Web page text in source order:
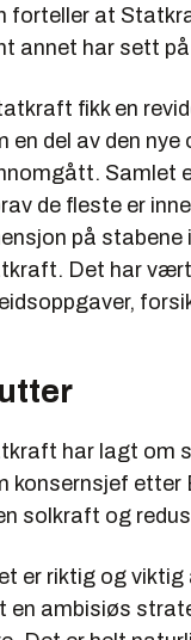
forteller at
annet har sett
fikk en
en del av den
Samlet
de fleste er
på
Det har vært
har lagt om
konsernsjef etter
solkraft og
er riktig og
en ambisiøs